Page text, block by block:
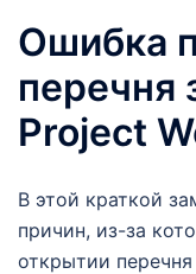
Ошибка
перечня
Project
В этой краткой
причин, из-за
открытии